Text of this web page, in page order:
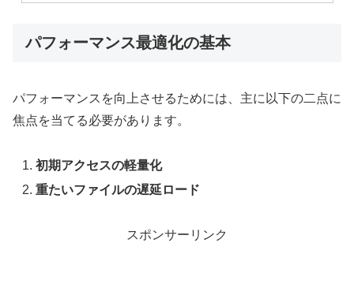
パフォーマンス最適化の基本
パフォーマンスを向上させるためには、主に以下の二点に
焦点を当てる必要があります。
初期アクセスの軽量化
重たいファイルの遅延ロード
スポンサーリンク